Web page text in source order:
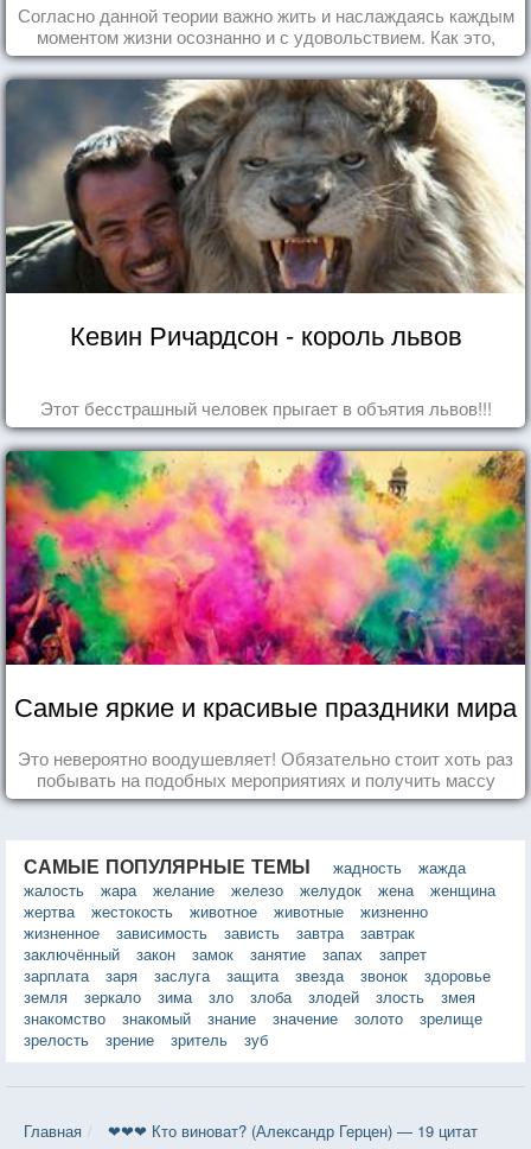
Согласно данной теории важно жить и наслаждаясь каждым
моментом жизни осознанно и с удовольствием. Как это,
попробуем разобраться на реальных примерах.
Кевин Ричардсон - король львов
Этот бесстрашный человек прыгает в объятия львов!!!
Самые яркие и красивые праздники мира
Это невероятно воодушевляет! Обязательно стоит хоть раз
побывать на подобных мероприятиях и получить массу
впечатлений!
САМЫЕ ПОПУЛЯРНЫЕ ТЕМЫ жадность
жажда
жалость
жара желание железо желудок жена
женщина
жертва
жестокость животное животные
жизненно
жизненное
зависимость зависть завтра
завтрак
заключённый
закон замок занятие запах
запрет
зарплата
заря заслуга защита звезда звонок
здоровье
земля
зеркало зима зло злоба злодей злость
змея
знакомство
знакомый знание значение золото
зрелище
зрелость
зрение зритель зуб
Главная ❤❤❤ Кто виноват? (Александр Герцен) — 19 цитат